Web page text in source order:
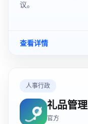
议。
查看详情
人事行政
礼品管理
官方